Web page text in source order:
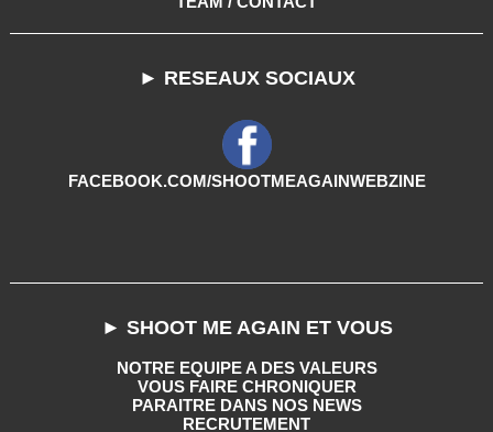
► RESEAUX SOCIAUX
FACEBOOK.COM/SHOOTMEAGAINWEBZINE
► SHOOT ME AGAIN ET VOUS
NOTRE EQUIPE A DES VALEURS
VOUS FAIRE CHRONIQUER
PARAITRE DANS NOS NEWS
RECRUTEMENT